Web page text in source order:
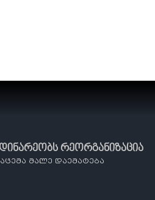
რეორგანიზაცია
მალე დაემატება